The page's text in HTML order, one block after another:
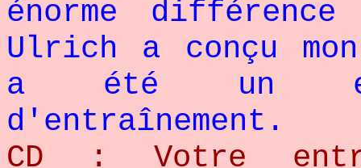
énorme
Ulrich a conçu
a été un
d'entraînement.
CD : Votre